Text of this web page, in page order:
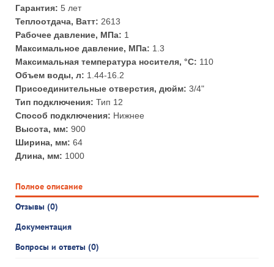
Гарантия: 5 лет
Теплоотдача, Ватт: 2613
Рабочее давление, МПа: 1
Максимальное давление, МПа: 1.3
Максимальная температура носителя, °С: 110
Объем воды, л: 1.44-16.2
Присоединительные отверстия, дюйм: 3/4"
Тип подключения: Тип 12
Способ подключения: Нижнее
Высота, мм: 900
Ширина, мм: 64
Длина, мм: 1000
Полное описание
Отзывы (0)
Документация
Вопросы и ответы (0)